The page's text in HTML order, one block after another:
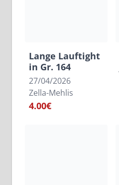
Lange Lauftight
in Gr. 164
27/04/2026
Zella-Mehlis
4.00€